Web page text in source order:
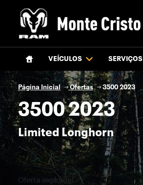
VEÍCULOS SERVIÇOS
Página Inicial Ofertas 3500 2023
3500 2023
Limited Longhorn
Oferta expirada!